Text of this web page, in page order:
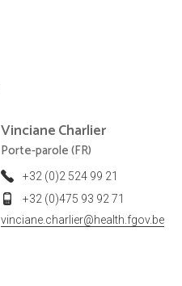
VincianeCharlier
Porte-parole (FR)
+32 (0)2 524 99 21
+32 (0)475 93 92 71
vinciane.charlier@health.fgov.be